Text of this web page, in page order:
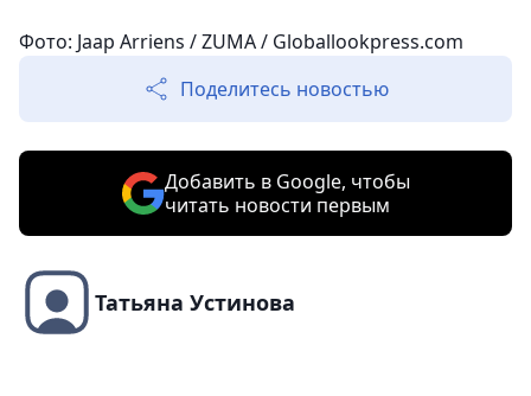
Фото: Jaap Arriens / ZUMA / Globallookpress.com
Поделитесь новостью
Добавить в Google, чтобы
читать новости первым
Татьяна Устинова